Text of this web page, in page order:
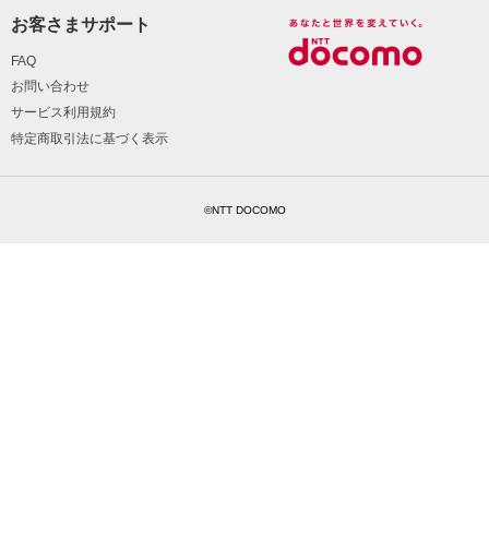
お客さまサポート
FAQ
お問い合わせ
サービス利用規約
特定商取引法に基づく表示
©NTT DOCOMO